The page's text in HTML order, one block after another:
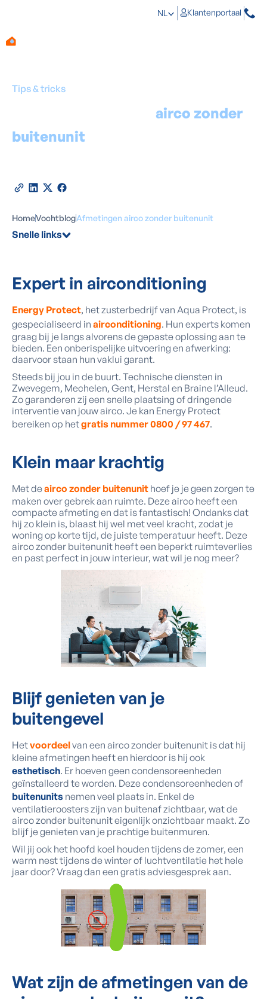
NL Klantenportaal
Tips & tricks
airco zonder
buitenunit
HomeVochtblogAfmetingen airco zonder buitenunit
Snelle links
Expert in airconditioning
Energy Protect, het zusterbedrijf van Aqua Protect, is
gespecialiseerd in airconditioning. Hun experts komen
graag bij je langs alvorens de gepaste oplossing aan te
bieden. Een onberispelijke uitvoering en afwerking:
daarvoor staan hun vaklui garant.
Steeds bij jou in de buurt. Technische diensten in
Zwevegem, Mechelen, Gent, Herstal en Braine l’Alleud.
Zo garanderen zij een snelle plaatsing of dringende
interventie van jouw airco. Je kan Energy Protect
bereiken op hetgratis nummer 0800 / 97 467.
Klein maarkrachtig
Met deairco zonder buitenunit hoef je je geen zorgen te
maken over gebrek aan ruimte. Deze airco heeft een
compacte afmeting en dat is fantastisch! Ondanks dat
hij zo klein is, blaast hij wel met veel kracht, zodat je
woning op korte tijd, de juiste temperatuur heeft. Deze
airco zonder buitenunit heeft een beperkt ruimteverlies
en past perfect in jouw interieur, wat wil je nog meer?
Blijf genieten van je
buitengevel
Hetvoordeelvan een airco zonder buitenunit is dat hij
kleine afmetingen heeft en hierdoor is hij ook
esthetisch. Er hoeven geen condensoreenheden
geïnstalleerd te worden. Deze condensoreenheden of
buitenunits nemen veel plaats in. Enkel de
ventilatieroosters zijn van buitenaf zichtbaar, wat de
airco zonder buitenunit eigenlijk onzichtbaar maakt. Zo
blijf je genieten van je prachtige buitenmuren.
Wil jij ook het hoofd koel houden tijdens de zomer, een
warm nest tijdens de winter of luchtventilatie het hele
jaar door? Vraag dan een gratis adviesgesprek aan.
Wat zijn de afmetingen van de